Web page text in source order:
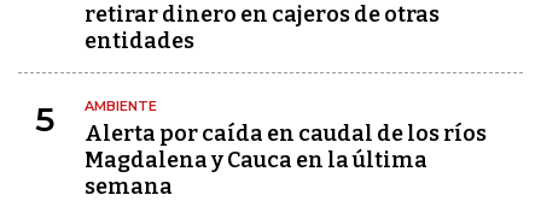
retirar dinero en cajeros de otras
entidades
5 AMBIENTE
Alerta por caída en caudal de los ríos
Magdalena y Cauca en la última
semana